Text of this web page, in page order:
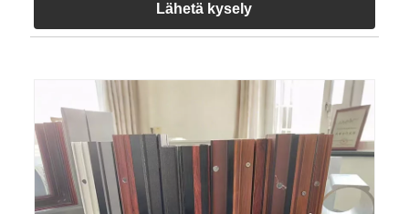
Lähetä kysely